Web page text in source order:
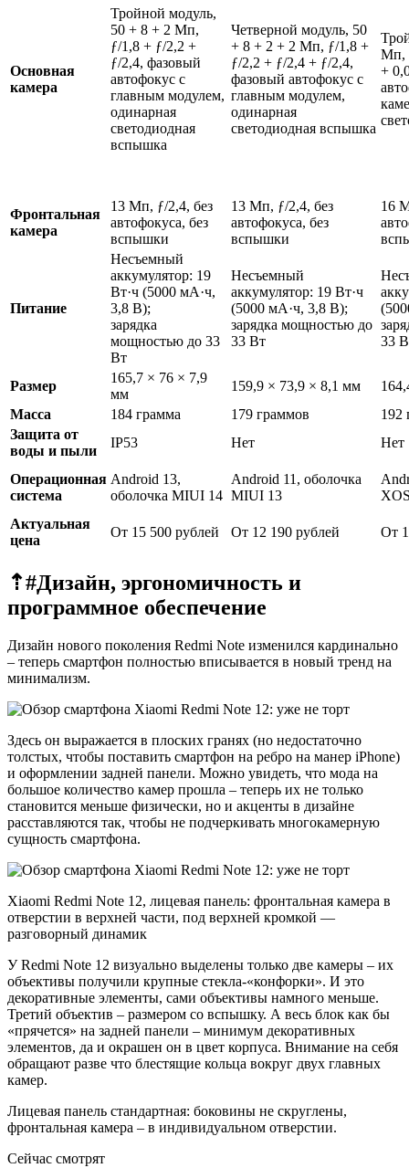
Основная
камера
Тройной модуль,
50 + 8 + 2 Мп,
ƒ/1,8 + ƒ/2,2 +
ƒ/2,4, фазовый
автофокус с
главным модулем,
одинарная
светодиодная
вспышка
Четверной модуль, 50
+ 8 + 2 + 2 Мп, ƒ/1,8 +
ƒ/2,2 + ƒ/2,4 + ƒ/2,4,
фазовый автофокус с
главным модулем,
одинарная
светодиодная вспышка
Мп,
+
Фронтальная
камера
13 Мп, ƒ/2,4, без
автофокуса, без
вспышки
13 Мп, ƒ/2,4, без
автофокуса, без
вспышки
16
Питание
Несъемный
аккумулятор: 19
Вт·ч (5000 мА·ч,
3,8 В);
зарядка
мощностью до 33
Вт
Несъемный
аккумулятор: 19 Вт·ч
(5000 мА·ч, 3,8 В);
зарядка мощностью до
33 Вт
33
Размер
165,7 × 76 × 7,9
мм
159,9 × 73,9 × 8,1 мм
Масса
184 грамма 179 граммов
192
Защита от
воды и пыли
IP53 Нет Нет
Операционная
система
Android 13,
оболочка MIUI 14
Android 11, оболочка
MIUI 13
Актуальная
цена
От 15 500 рублей От 12 190 рублей От
⇡#Дизайн, эргономичность и
программное обеспечение
Дизайн нового поколения Redmi Note изменился кардинально
– теперь смартфон полностью вписывается в новый тренд на
минимализм.
Здесь он выражается в плоских гранях (но недостаточно
толстых, чтобы поставить смартфон на ребро на манер iPhone)
и оформлении задней панели. Можно увидеть, что мода на
большое количество камер прошла – теперь их не только
становится меньше физически, но и акценты в дизайне
расставляются так, чтобы не подчеркивать многокамерную
сущность смартфона.
Xiaomi Redmi Note 12, лицевая панель: фронтальная камера в
отверстии в верхней части, под верхней кромкой —
разговорный динамик
У Redmi Note 12 визуально выделены только две камеры – их
объективы получили крупные стекла-«конфорки». И это
декоративные элементы, сами объективы намного меньше.
Третий объектив – размером со вспышку. А весь блок как бы
«прячется» на задней панели – минимум декоративных
элементов, да и окрашен он в цвет корпуса. Внимание на себя
обращают разве что блестящие кольца вокруг двух главных
камер.
Лицевая панель стандартная: боковины не скруглены,
фронтальная камера – в индивидуальном отверстии.
Сейчас смотрят